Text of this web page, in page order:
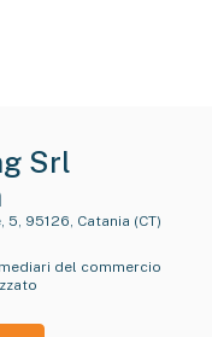
Srl
5, 95126, Catania (CT)
del commercio